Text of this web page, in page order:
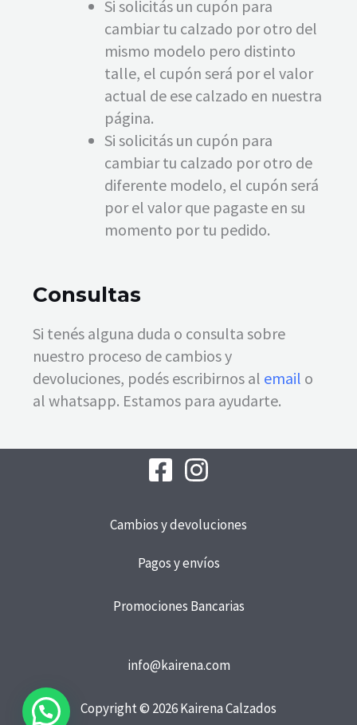
Si solicitás un cupón para
cambiar tu calzado por otro del
mismo modelo pero distinto
talle, el cupón será por el valor
actual de ese calzado en nuestra
página.
Si solicitás un cupón para
cambiar tu calzado por otro de
diferente modelo, el cupón será
por el valor que pagaste en su
momento por tu pedido.
Consultas
Si tenés alguna duda o consulta sobre
nuestro proceso de cambios y
devoluciones, podés escribirnos al email o
al whatsapp. Estamos para ayudarte.
Cambios y devoluciones
Pagos y envíos
Promociones Bancarias
info@kairena.com
Copyright © 2026 Kairena Calzados